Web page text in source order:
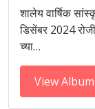
शालेय वार्षिक
डिसेंबर 2024
च्या…
View Album